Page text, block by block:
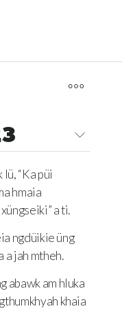
“Ka püi
hmaia
a ti.
ngdüikie üng
a jah mtheh.
abawk am hluka
khaia